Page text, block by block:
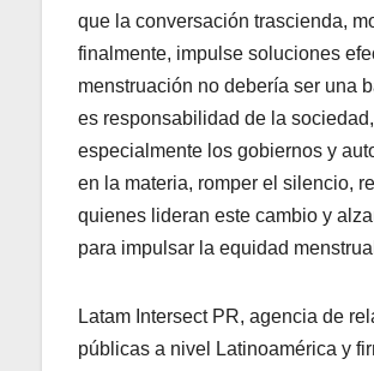
que la conversación trascienda,
finalmente, impulse soluciones
menstruación no debería ser una
es responsabilidad de la sociedad,
especialmente los gobiernos y
en la materia, romper el silencio,
quienes lideran este cambio y
para impulsar la equidad
Latam Intersect PR, agencia de
públicas a nivel Latinoamérica y